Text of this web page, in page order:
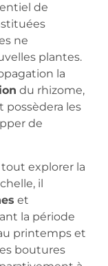
de
ne
plantes.
la
du rhizome,
les
de
explorer la
il
et
la période
printemps et
boutures